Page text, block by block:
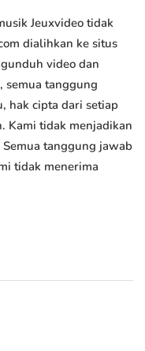
Jeuxvideo tidak
dialihkan ke situs
video dan
semua tanggung
hak cipta dari setiap
Kami tidak menjadikan
tanggung jawab
tidak menerima